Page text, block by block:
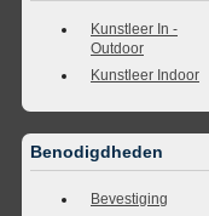
Kunstleer In -
Outdoor
Kunstleer Indoor
Benodigdheden
Bevestiging